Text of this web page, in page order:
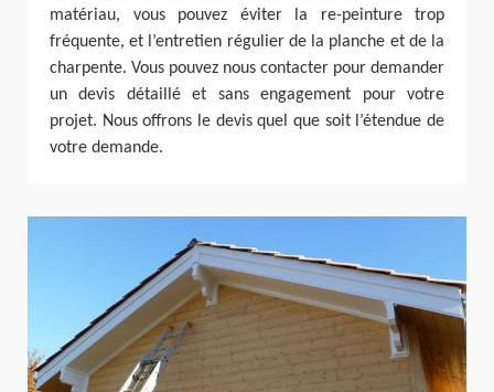
matériau, vous pouvez éviter la re-peinture trop
fréquente, et l’entretien régulier de la planche et de la
charpente. Vous pouvez nous contacter pour demander
un devis détaillé et sans engagement pour votre
projet. Nous offrons le devis quel que soit l’étendue de
votre demande.